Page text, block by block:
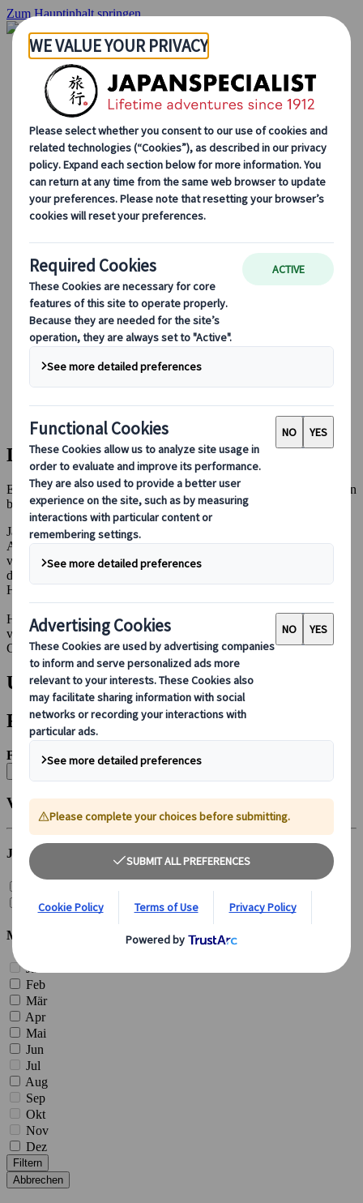
Zum Hauptinhalt springen
Startseite
Rundreisen
Individuelle Reisen
Gruppenreisen
Selbstfahrerreisen
Ausflüge
Maßgeschneiderte Gruppenreisen
Japan Rail Pass
Wie wir arbeiten
Über uns
Treffen Sie unser Team
Werden Sie Teil unseres Teams
Saisonale Reisetipps
Highlights des Reiseziels
Kulturelle Einblicke
Kulinarische Erlebnisse
Entdecke Japan mit dem Zug
Häufig gestellte Fragen
Wichtige Informationen
Etikette in Japan
Autofahren in Japan
Bei uns buchen
Japan Rail Pass
Unterkunft
Online-Beratung
Die besten Reiseziele in Japan
Entdecke das Beste, was Japan zu bieten hat – von ikonischen Orten
bis hin zu versteckten Schätzen
Japan ist ein Land der Kontraste, in dem alte Tempel auf moderne
Architektur treffen und lebendige Städte mit ruhiger Natur
verschmelzen. Von den historischen Stadtteilen Kyotos bis hin zu
den Neonlichtern Tokios und der friedlichen Schönheit der Berge
Hokkaidos – es gibt viel zu entdecken.
Hier findest du hilfreiche Guides zu Japans sehenswertesten Zielen,
von berühmten Wahrzeichen bis zu weniger bekannten
Geheimtipps, die dich begeistern werden.
Unsere neuesten Artikel
Filter
Filtern nach:
Veröffentlicht
Jahr
2025 (7)
Monat
Jän
Feb
Mär
Apr
Mai
Jun
Jul
Aug
Sep
Okt
Nov
Dez
Filtern
Abbrechen